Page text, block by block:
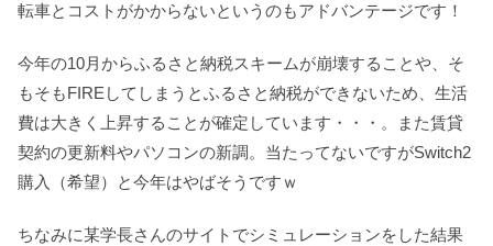
転車とコストがかからないというのもアドバンテージです！
今年の10月からふるさと納税スキームが崩壊することや、そ
もそもFIREしてしまうとふるさと納税ができないため、生活
費は大きく上昇することが確定しています・・・。また賃貸
契約の更新料やパソコンの新調。当たってないですがSwitch2
購入（希望）と今年はやばそうですｗ
ちなみに某学長さんのサイトでシミュレーションをした結果